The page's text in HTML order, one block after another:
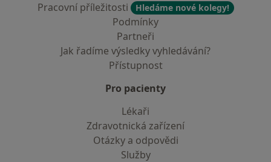
Pracovní příležitosti
Hledáme nové kolegy!
Podmínky
Partneři
Jak řadíme výsledky vyhledávání?
Přístupnost
Pro pacienty
Lékaři
Zdravotnická zařízení
Otázky a odpovědi
Služby